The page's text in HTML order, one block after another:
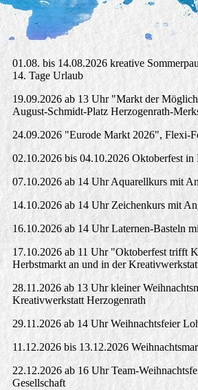
01.08. bis 14.08.2026 kreative
14. Tage Urlaub
19.09.2026 ab 13 Uhr "Markt der
August-Schmidt-Platz Herzogenrath-
24.09.2026 "Eurode Markt 2026", Flexi-
02.10.2026 bis 04.10.2026 Oktoberfest in
07.10.2026 ab 14 Uhr Aquarellkurs mit
14.10.2026 ab 14 Uhr Zeichenkurs mit
16.10.2026 ab 14 Uhr Laternen-Basteln
17.10.2026 ab 11 Uhr "Oktoberfest trifft
Herbstmarkt an und in der
28.11.2026 ab 13 Uhr kleiner
Kreativwerkstatt Herzogenrath
29.11.2026 ab 14 Uhr Weihnachtsfeier
11.12.2026 bis 13.12.2026
22.12.2026 ab 16 Uhr Team-
Gesellschaft